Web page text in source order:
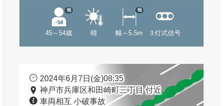
45～54歳
他
晴 幅～5.5m
他
３灯式信号
2024年6月7日(金)08:35
神戸市兵庫区和田崎町三丁目 付近
車両相互 小破事故